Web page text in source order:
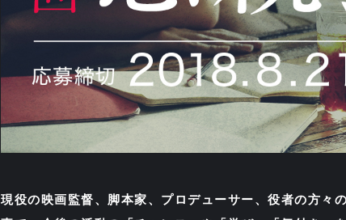
現役の映画監督、脚本家、プロデューサー、役者の方々